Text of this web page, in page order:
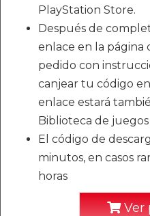
PlayStation Store.
Después de
enlace en la página
pedido con
canjear tu código
enlace estará
Biblioteca de juegos
El código de
minutos, en casos
horas
Ver